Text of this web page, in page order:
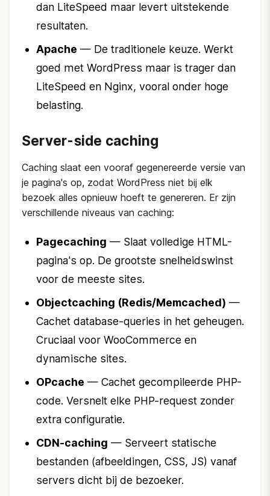
dan LiteSpeed maar levert uitstekende
resultaten.
Apache — De traditionele keuze. Werkt
goed met WordPress maar is trager dan
LiteSpeed en Nginx, vooral onder hoge
belasting.
Server-side caching
Caching slaat een vooraf gegenereerde versie van
je pagina's op, zodat WordPress niet bij elk
bezoek alles opnieuw hoeft te genereren. Er zijn
verschillende niveaus van caching:
Pagecaching — Slaat volledige HTML-
pagina's op. De grootste snelheidswinst
voor de meeste sites.
Objectcaching (Redis/Memcached) —
Cachet database-queries in het geheugen.
Cruciaal voor WooCommerce en
dynamische sites.
OPcache — Cachet gecompileerde PHP-
code. Versnelt elke PHP-request zonder
extra configuratie.
CDN-caching — Serveert statische
bestanden (afbeeldingen, CSS, JS) vanaf
servers dicht bij de bezoeker.